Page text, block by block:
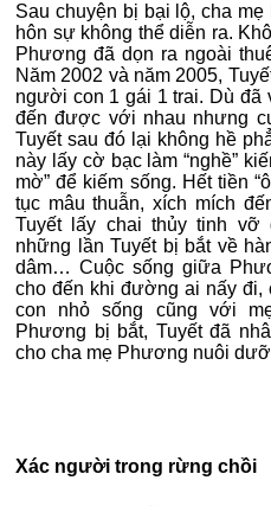
Sau chuyện bị bại lộ, cha
hôn sự không thể diễn ra.
Phương đã dọn ra ngoài
Năm 2002 và năm 2005,
người con 1 gái 1 trai. Dù đã
đến được với nhau nhưng
Tuyết sau đó lại không hề
này lấy cờ bạc làm “nghề”
mờ” để kiếm sống. Hết tiền
tục mâu thuẫn, xích mích
Tuyết lấy chai thủy tinh vỡ
những lần Tuyết bị bắt về
dâm… Cuộc sống giữa
cho đến khi đường ai nấy
con nhỏ sống cũng với
Phương bị bắt, Tuyết đã
cho cha mẹ Phương nuôi
Xác người trong rừng chồi